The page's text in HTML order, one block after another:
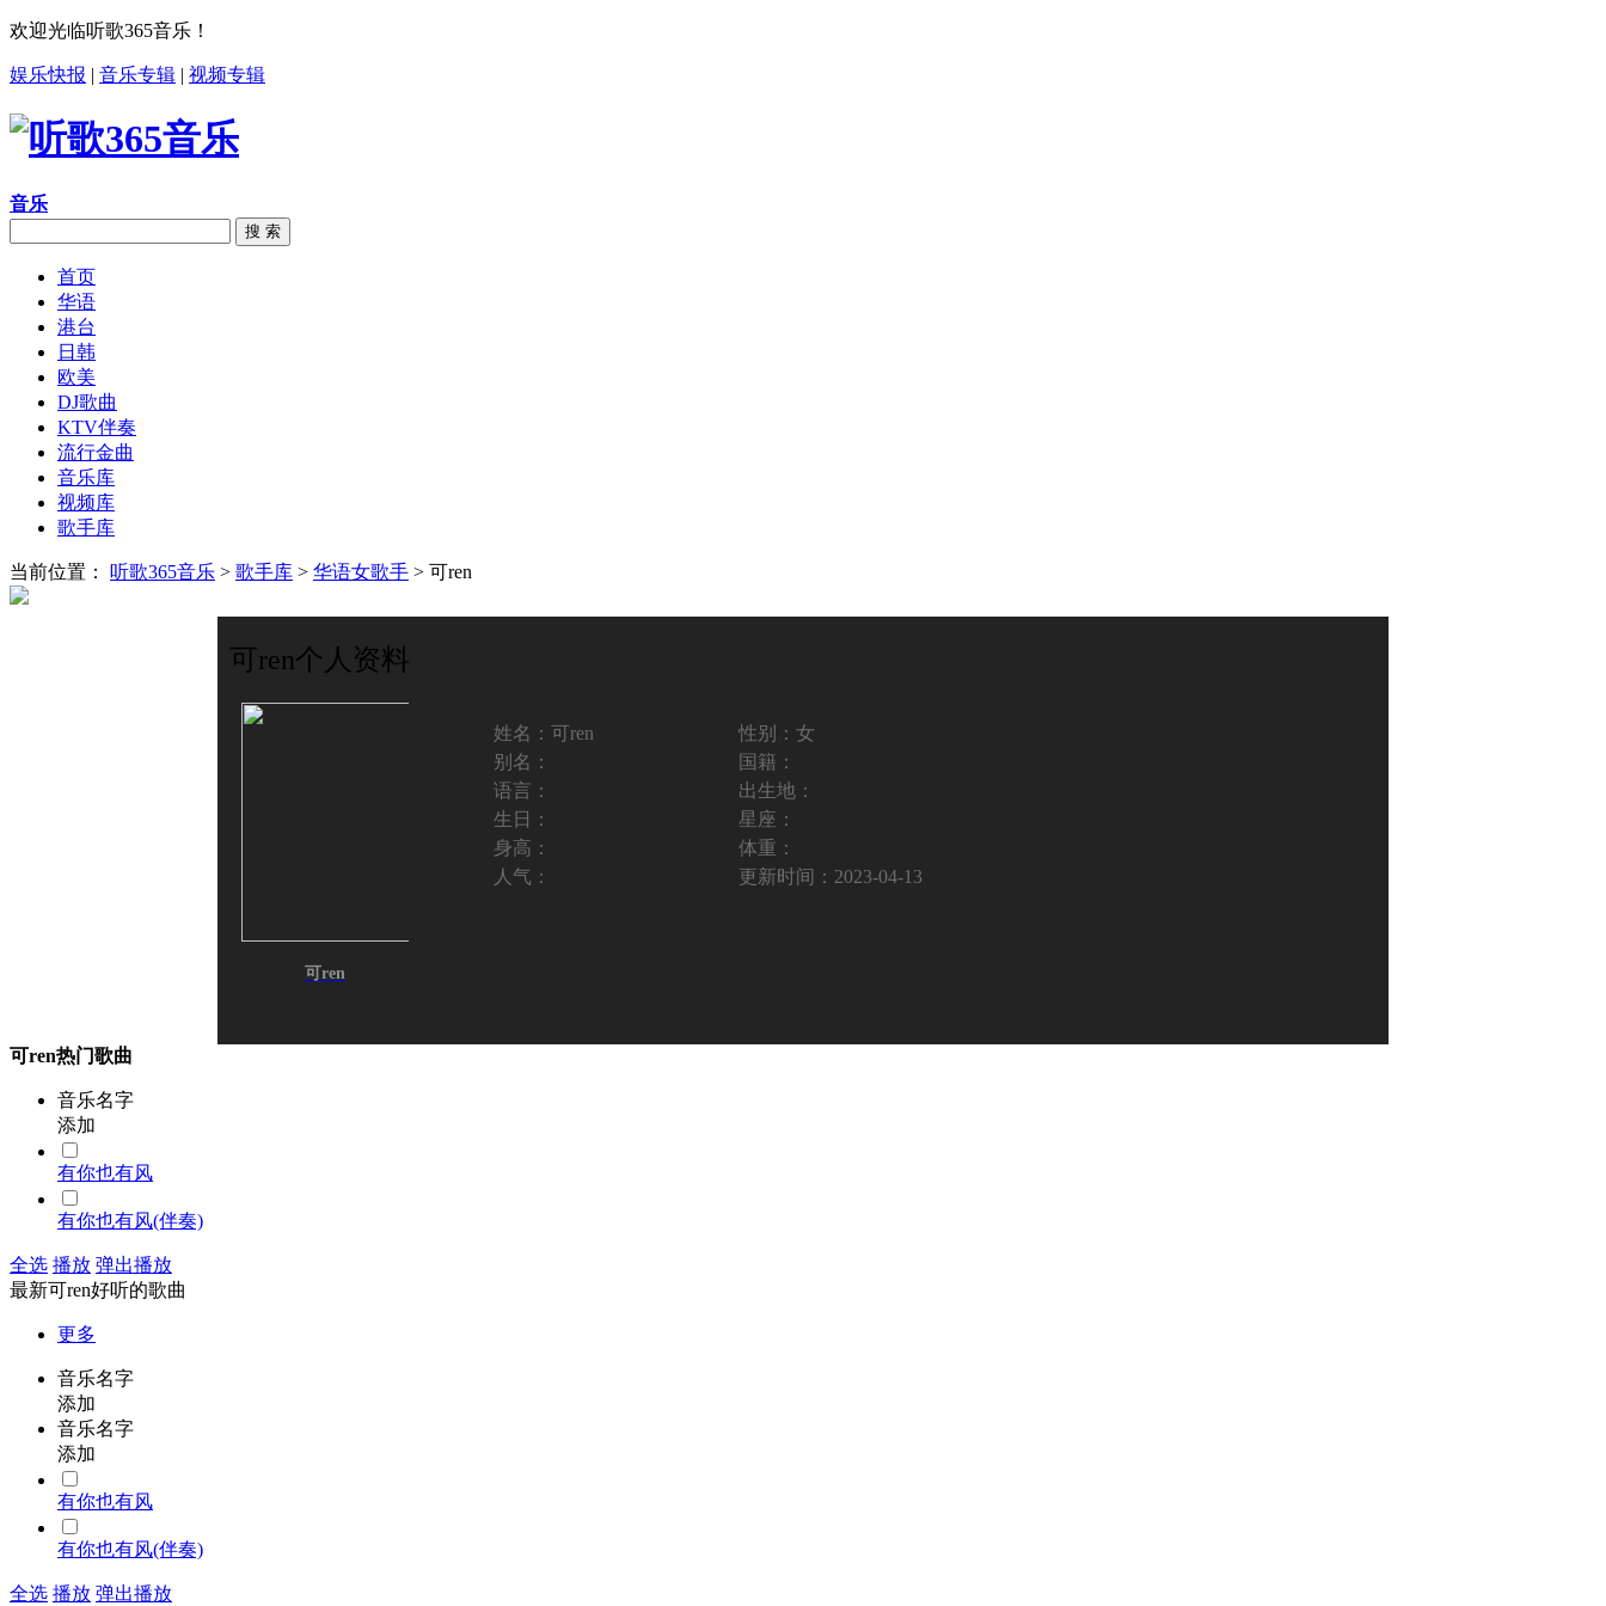
欢迎光临听歌365音乐！
娱乐快报 | 音乐专辑 | 视频专辑
音乐
搜 索
首页
华语
港台
日韩
欧美
DJ歌曲
KTV伴奏
流行金曲
音乐库
视频库
歌手库
当前位置： 听歌365音乐 > 歌手库 > 华语女歌手 > 可ren
可ren个人资料
可ren
姓名： 可ren 性别： 女
别名：
国籍：
语言：
出生地：
生日：
星座：
身高：
体重：
人气：
更新时间： 2023-04-13
可ren热门歌曲
音乐名字
添加
有你也有风
有你也有风(伴奏)
全选 播放 弹出播放
最新可ren好听的歌曲
更多
音乐名字
添加
音乐名字
添加
有你也有风
有你也有风(伴奏)
全选 播放 弹出播放